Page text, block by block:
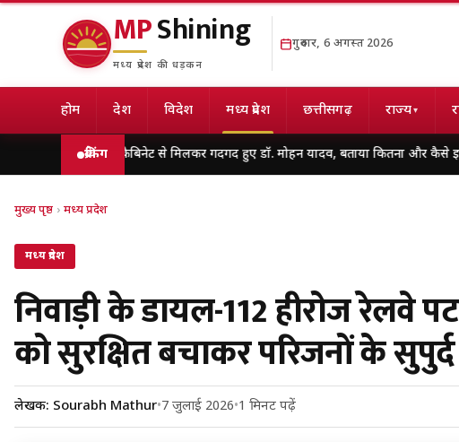
MPShining
मध्य प्रदेश की धड़कन
गुरुवार, 6 अगस्त 2026
होम देश विदेश मध्य प्रदेश छत्तीसगढ़ राज्य▾
ब्रेकिंग
की खास कैबिनेट से मिलकर गदगद हुए डॉ. मोहन यादव, बताया कितना और कैसे इस्तेमाल करें
मुख्य पृष्ठ › मध्य प्रदेश
मध्य प्रदेश
निवाड़ी के डायल-112 हीरोज रेलवे
को सुरक्षित बचाकर परिजनों के
लेखक: Sourabh Mathur•7 जुलाई 2026•1 मिनट पढ़ें